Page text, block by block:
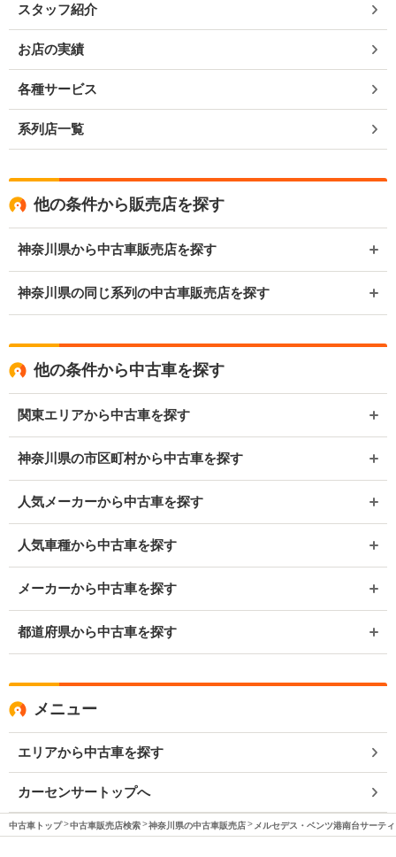
スタッフ紹介
お店の実績
各種サービス
系列店一覧
他の条件から販売店を探す
神奈川県から中古車販売店を探す
神奈川県の同じ系列の中古車販売店を探す
他の条件から中古車を探す
関東エリアから中古車を探す
神奈川県の市区町村から中古車を探す
人気メーカーから中古車を探す
人気車種から中古車を探す
メーカーから中古車を探す
都道府県から中古車を探す
メニュー
エリアから中古車を探す
カーセンサートップへ
中古車トップ 中古車販売店検索 神奈川県の中古車販売店 メルセデス・ベンツ港南台サーテ